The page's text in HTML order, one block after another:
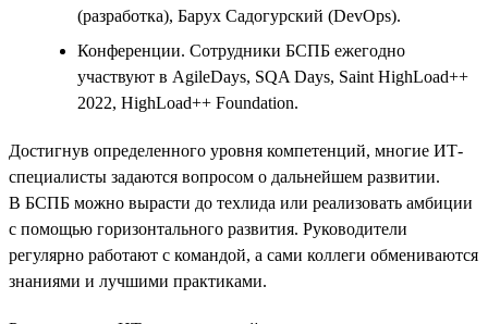
(разработка), Барух Садогурский (DevOps).
Конференции. Сотрудники БСПБ ежегодно
участвуют в AgileDays, SQA Days, Saint HighLoad++
2022, HighLoad++ Foundation.
Достигнув определенного уровня компетенций, многие ИТ-
специалисты задаются вопросом о дальнейшем развитии.
В БСПБ можно вырасти до техлида или реализовать амбиции
с помощью горизонтального развития. Руководители
регулярно работают с командой, а сами коллеги обмениваются
знаниями и лучшими практиками.